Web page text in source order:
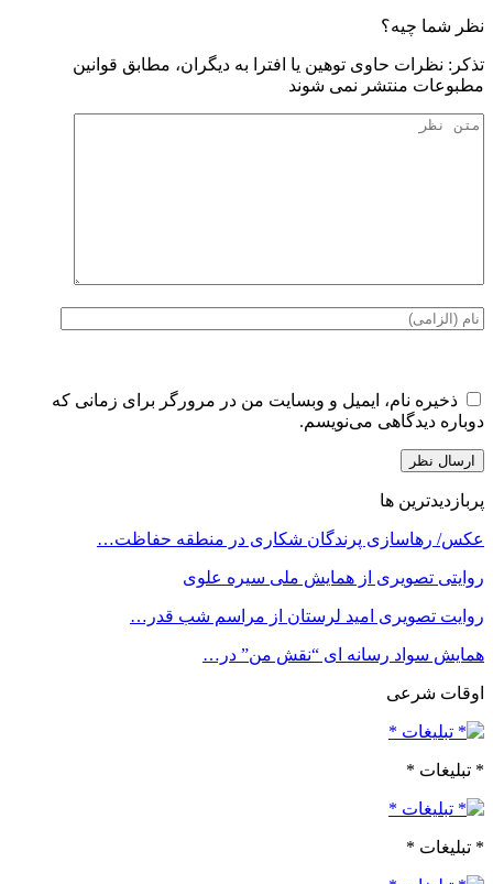
نظر شما چیه؟
تذكر: نظرات حاوی توهين يا افترا به ديگران، مطابق قوانين
مطبوعات منتشر نمی شوند
ذخیره نام، ایمیل و وبسایت من در مرورگر برای زمانی که
دوباره دیدگاهی می‌نویسم.
پربازدیدترین ها
عکس/ رهاسازی پرندگان شکاری در منطقه حفاظت…
روایتی تصویری از همایش ملی سیره علوی
روایت تصویری امید لرستان از مراسم شب قدر…
همایش سواد رسانه ای “نقش من” در…
اوقات شرعی
* تبلیغات *
* تبلیغات *